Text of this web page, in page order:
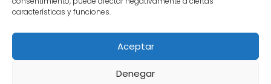
características y funciones.
Aceptar
Denegar
ciudades
Tipos de Rioja y clasificación
bodegas por área